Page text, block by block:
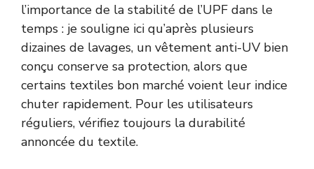
l’importance de la stabilité de l’UPF dans le
temps : je souligne ici qu’après plusieurs
dizaines de lavages, un vêtement anti-UV bien
conçu conserve sa protection, alors que
certains textiles bon marché voient leur indice
chuter rapidement. Pour les utilisateurs
réguliers, vérifiez toujours la durabilité
annoncée du textile.